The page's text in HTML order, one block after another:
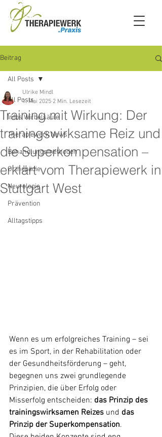
Beitrag
All Posts
Infos Wirbelsäule
Therapiewerk News
Behandlungsmethoden
Orthopädie
Neurologie
Prävention
Alltagstipps
All Posts
Training mit Wirkung: Der
trainingswirksame Reiz und
die Superkompensation –
erklärt vom Therapiewerk in
Stuttgart West
Ulrike Mindl
1. Mai 2025 2 Min. Lesezeit
Wenn es um erfolgreiches Training – sei
es im Sport, in der Rehabilitation oder
der Gesundheitsförderung – geht,
begegnen uns zwei grundlegende
Prinzipien, die über Erfolg oder
Misserfolg entscheiden: das Prinzip des
trainingswirksamen Reizes und das
Prinzip der Superkompensation.